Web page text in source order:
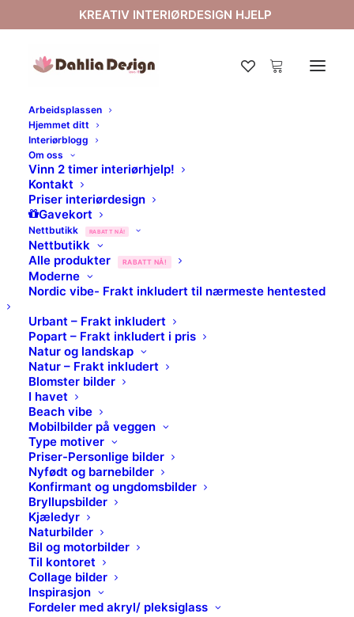
KREATIV INTERIØRDESIGN HJELP
Arbeidsplassen
Hjemmet ditt
Interiørblogg
Om oss
Vinn 2 timer interiørhjelp!
Kontakt
Priser interiørdesign
Gavekort
Nettbutikk RABATT NÅ!
Nettbutikk
Alle produkter
RABATT NÅ!
Moderne
Nordic vibe- Frakt inkludert til nærmeste hentested
Urbant – Frakt inkludert
Popart – Frakt inkludert i pris
Natur og landskap
Natur – Frakt inkludert
Blomster bilder
I havet
Beach vibe
Mobilbilder på veggen
Type motiver
Priser-Personlige bilder
Nyfødt og barnebilder
Konfirmant og ungdomsbilder
Bryllupsbilder
Kjæledyr
Naturbilder
Bil og motorbilder
Til kontoret
Collage bilder
Inspirasjon
Fordeler med akryl/ pleksiglass
BLOMSTER OG PLANTER
FOR BEDRIFTER /
INTERIØRKUNDER
Blomster og planter for bedrifter /
interiørkunder
Archive by Category "Blomster og planter for bedrifter /
interiørkunder"